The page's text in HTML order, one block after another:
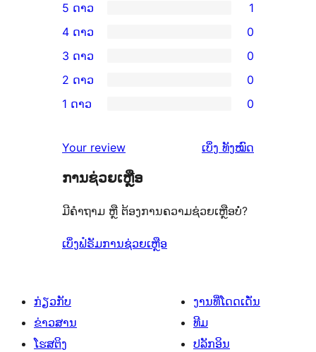
ການ
ວິຈານ
5
ດາວ
ຈຳນວນ
ລາຍການ
5 ດາວ 1
ວິຈານ
4
ດາວ
0
ລາຍການ
4 ດາວ 0
ການ
ວິຈານ
3
ຈຳນວນ
0
3 ດາວ 0
ວິຈານ
ດາວ
ຈຳນວນ
ລາຍການ
2 ດາວ 0
1
ດາວ
0
ລາຍການ
1 ດາວ 0
Your review ເບິ່ງ ຄຳ
ທັງໝົດ
ການຊ່ວຍເຫຼືອ
ມີຄຳຖາມ ຫຼື ຕ້ອງການຄວາມຊ່ວຍເຫຼືອບໍ່?
ເບິ່ງຟໍຣັມການຊ່ວຍເຫຼືອ
ກ່ຽວກັບ
ຂ່າວສານ
ໂຮສຕິງ
ງານທີ່ໂດດເດັ່ນ
ທີມ
ປລັກອິນ